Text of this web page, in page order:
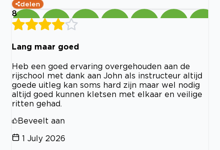
delen
8
Lang maar goed
Heb een goed ervaring overgehouden aan de
rijschool met dank aan John als instructeur altijd
goede uitleg kan soms hard zijn maar wel nodig
altijd goed kunnen kletsen met elkaar en veilige
ritten gehad.
Beveelt aan
1 July 2026